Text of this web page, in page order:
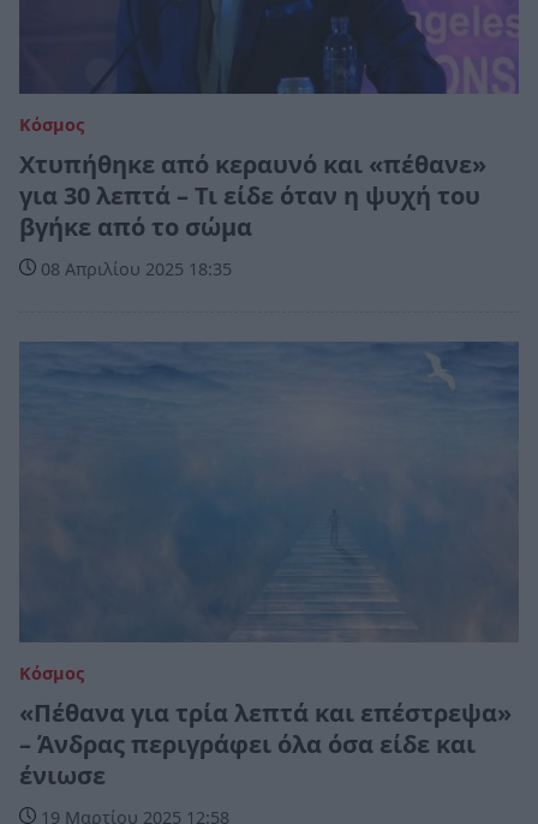
Κόσμος
Χτυπήθηκε από κεραυνό και «πέθανε»
για 30 λεπτά – Τι είδε όταν η ψυχή του
βγήκε από το σώμα
08 Απριλίου 2025 18:35
Κόσμος
«Πέθανα για τρία λεπτά και επέστρεψα»
– Άνδρας περιγράφει όλα όσα είδε και
ένιωσε
19 Μαρτίου 2025 12:58